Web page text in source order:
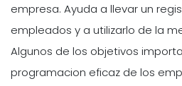
empresa. Ayuda a llevar un
empleados y a utilizarlo de la
Algunos de los objetivos
programacion eficaz de los